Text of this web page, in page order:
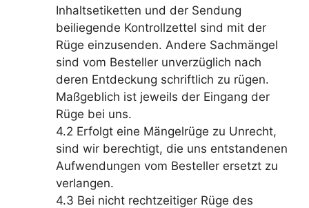
Inhaltsetiketten und der Sendung
beiliegende Kontrollzettel sind mit der
Rüge einzusenden. Andere Sachmängel
sind vom Besteller unverzüglich nach
deren Entdeckung schriftlich zu rügen.
Maßgeblich ist jeweils der Eingang der
Rüge bei uns.
4.2 Erfolgt eine Mängelrüge zu Unrecht,
sind wir berechtigt, die uns entstandenen
Aufwendungen vom Besteller ersetzt zu
verlangen.
4.3 Bei nicht rechtzeitiger Rüge des